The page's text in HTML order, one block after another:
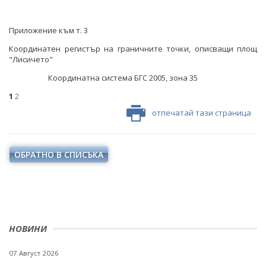
НОВИНИ
07 Август 2026
ВЪГЛЕРОДЕН ДИОКСИД В ГЕОЛОЖКИ ФОРМАЦИИ
СЪГЛАСУВАНИ ЦЯЛОСТНИ ПРОЕКТИ ЗА ДОБИВ
НАЦИОНАЛЕН ПЛАН ЗА ИНВЕСТИЦИИ
Приложение към т. 3
Координатен регистър на граничните точки, описващи площ
"Лисичето"
Координатна система БГС 2005, зона 35
1 2
отпечатай тази страница
ОБРАТНО В СПИСЪКА